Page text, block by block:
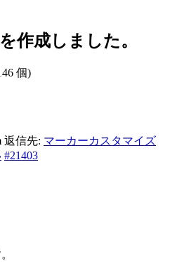
作成しました。
個)
返信先: マーカーカスタマイズ
#21403